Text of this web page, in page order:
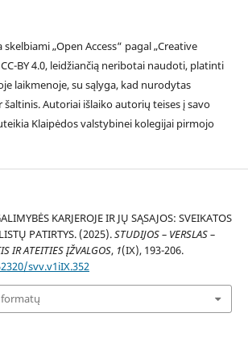
„Open Access“ pagal „Creative
BY 4.0, leidžiančią neribotai naudoti, platinti
laikmenoje, su sąlyga, kad nurodytas
Autoriai išlaiko autorių teises į savo
Klaipėdos valstybinei kolegijai pirmojo
KARJEROJE IR JŲ SĄSAJOS: SVEIKATOS
PATIRTYS. (2025).STUDIJOS – VERSLAS –
IR ATEITIES ĮŽVALGOS, 1(IX), 193-206.
svv.v1iIX.352